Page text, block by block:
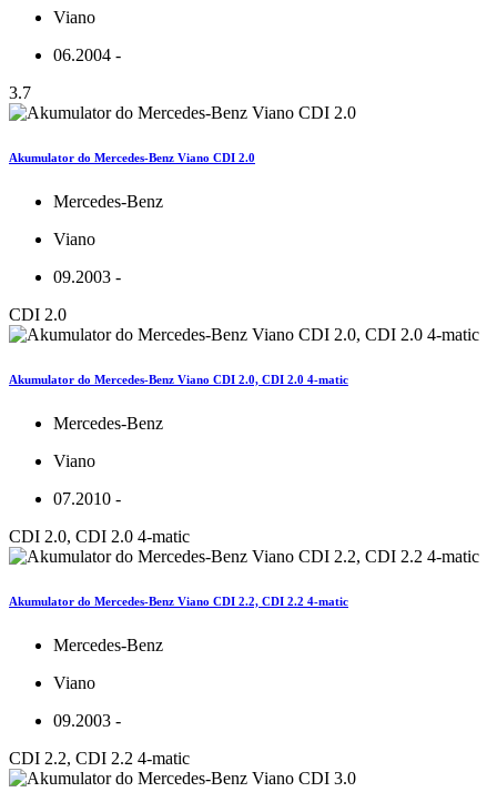
Viano
06.2004 -
3.7
Akumulator do Mercedes-Benz Viano CDI 2.0
Mercedes-Benz
Viano
09.2003 -
CDI 2.0
Akumulator do Mercedes-Benz Viano CDI 2.0, CDI 2.0 4-matic
Mercedes-Benz
Viano
07.2010 -
CDI 2.0, CDI 2.0 4-matic
Akumulator do Mercedes-Benz Viano CDI 2.2, CDI 2.2 4-matic
Mercedes-Benz
Viano
09.2003 -
CDI 2.2, CDI 2.2 4-matic